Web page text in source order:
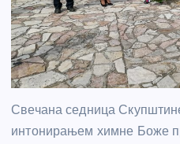
Свечана седница
интонирањем химне Боже